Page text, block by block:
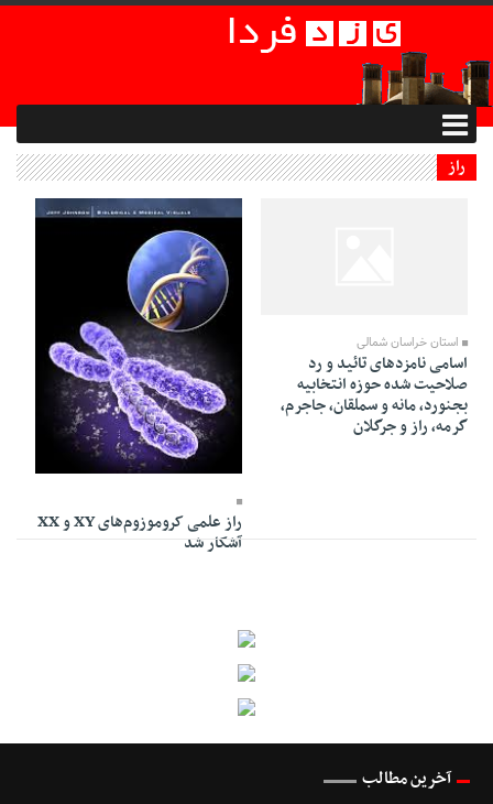
راز
استان خراسان شمالی
اسامی نامزدهای تائید و رد
صلاحیت شده حوزه انتخابیه
بجنورد، مانه و سملقان، جاجرم،
گرمه، راز و جرگلان
راز علمی کروموزوم‌های XY و XX
آشکار شد
آخرین مطالب